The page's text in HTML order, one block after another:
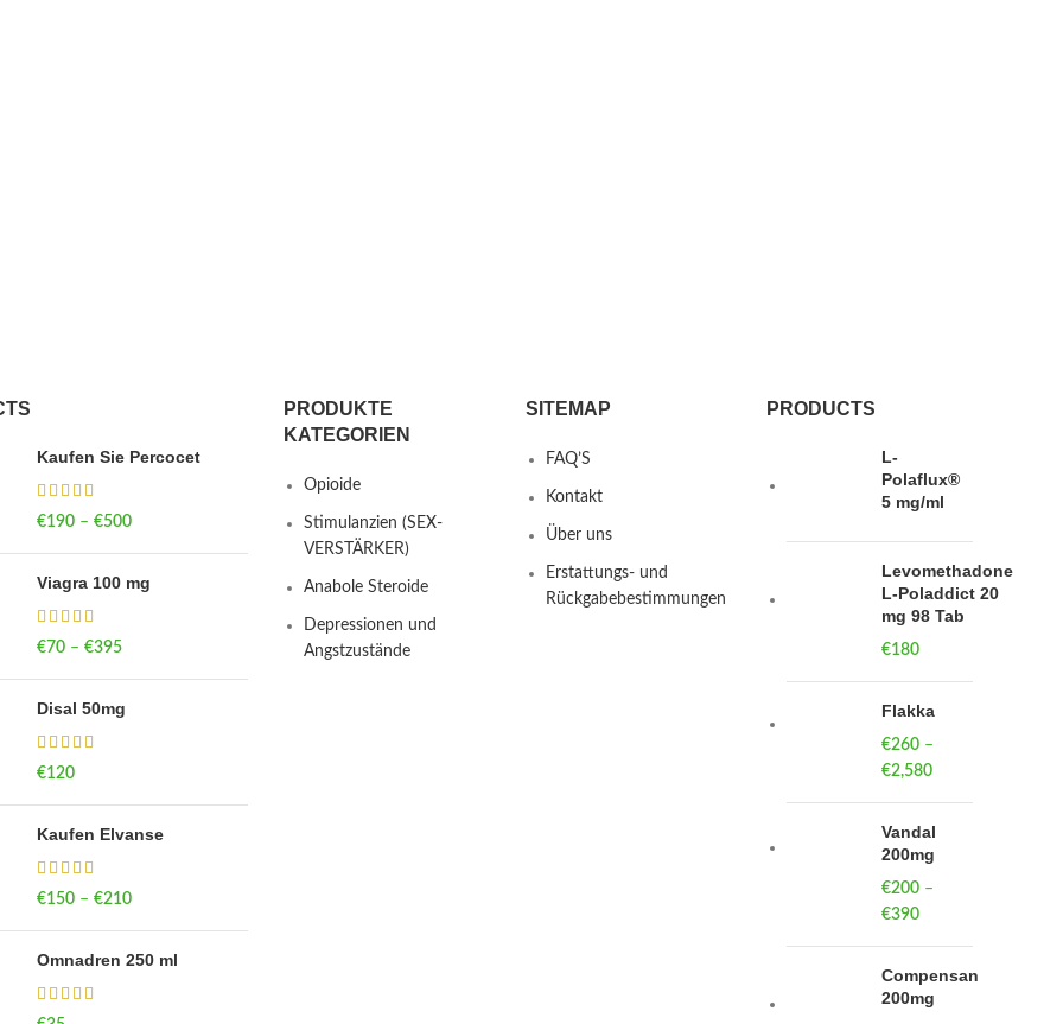
Kaufen Sie Percocet
€190 – €500Price range: €190
Viagra 100 mg
€70 – €395Price range: €70
Disal 50mg
€120
Kaufen Elvanse
€150 – €210Price range: €150
Omnadren 250 ml
PRODUKTE
KATEGORIEN
Opioide
Stimulanzien (SEX-
VERSTÄRKER)
Anabole Steroide
Depressionen und
Angstzustände
SITEMAP
FAQ’S
Kontakt
Über uns
Erstattungs- und
Rückgabebestimmungen
PRODUCTS
L-
Polaflux®
5 mg/ml
Levomethadone
L-Poladdict 20
mg 98 Tab
€180
Flakka
€260 –
€2,580
€260
through
Vandal
200mg
€200 –
€390
through
Compensan
200mg